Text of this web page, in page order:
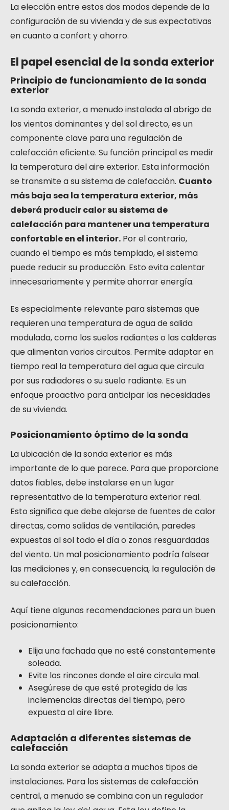
La elección entre estos dos modos depende de la
configuración de su vivienda y de sus expectativas
en cuanto a confort y ahorro.
El papel esencial de la sonda exterior
Principio de funcionamiento de la sonda
exterior
La sonda exterior, a menudo instalada al abrigo de
los vientos dominantes y del sol directo, es un
componente clave para una regulación de
calefacción eficiente. Su función principal es medir
la temperatura del aire exterior. Esta información
se transmite a su sistema de calefacción. Cuanto
más baja sea la temperatura exterior, más
deberá producir calor su sistema de
calefacción para mantener una temperatura
confortable en el interior. Por el contrario,
cuando el tiempo es más templado, el sistema
puede reducir su producción. Esto evita calentar
innecesariamente y permite ahorrar energía.
Es especialmente relevante para sistemas que
requieren una temperatura de agua de salida
modulada, como los suelos radiantes o las calderas
que alimentan varios circuitos. Permite adaptar en
tiempo real la temperatura del agua que circula
por sus radiadores o su suelo radiante. Es un
enfoque proactivo para anticipar las necesidades
de su vivienda.
Posicionamiento óptimo de la sonda
La ubicación de la sonda exterior es más
importante de lo que parece. Para que proporcione
datos fiables, debe instalarse en un lugar
representativo de la temperatura exterior real.
Esto significa que debe alejarse de fuentes de calor
directas, como salidas de ventilación, paredes
expuestas al sol todo el día o zonas resguardadas
del viento. Un mal posicionamiento podría falsear
las mediciones y, en consecuencia, la regulación de
su calefacción.
Aquí tiene algunas recomendaciones para un buen
posicionamiento:
Elija una fachada que no esté constantemente
soleada.
Evite los rincones donde el aire circula mal.
Asegúrese de que esté protegida de las
inclemencias directas del tiempo, pero
expuesta al aire libre.
Adaptación a diferentes sistemas de
calefacción
La sonda exterior se adapta a muchos tipos de
instalaciones. Para los sistemas de calefacción
central, a menudo se combina con un regulador